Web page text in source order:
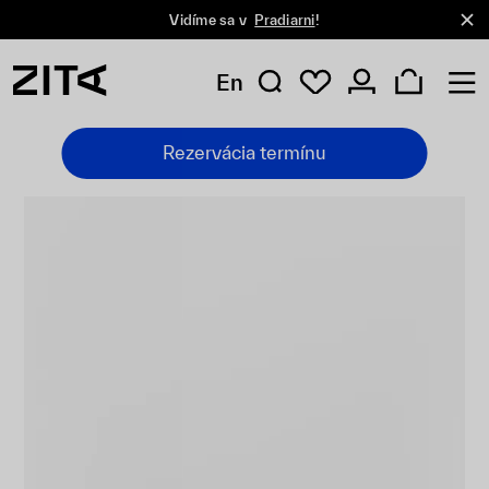
Vidíme sa v Pradiarni!
En
Rezervácia termínu